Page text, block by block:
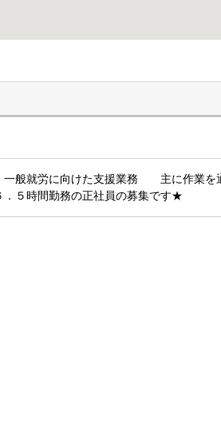
一般就労に向けた支援業務 主に作業を
時間勤務の正社員の募集です★ 【変